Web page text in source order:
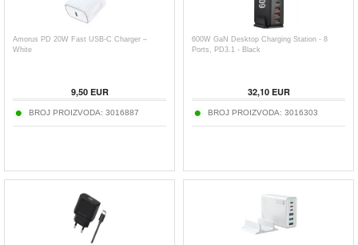
Amorus PD 20W Fast USB-C Charger –
White
9,50EUR
BROJ PROIZVODA: 3016887
600W GaN Desktop Charging Station - 8
Ports, PD3.1 - Black
32,10EUR
BROJ PROIZVODA: 3016303